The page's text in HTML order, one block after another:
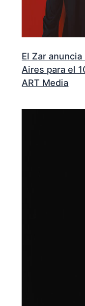
El Zar
Aires para el
ART Media